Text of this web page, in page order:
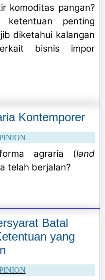
komoditas pangan?
ketentuan penting
diketahui kalangan
bisnis impor
Kontemporer
agraria (land
telah berjalan?
Batal
yang